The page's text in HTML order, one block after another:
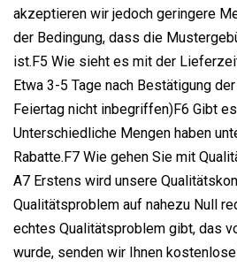
akzeptieren wir jedoch geringere
der Bedingung, dass die
ist.F5 Wie sieht es mit der
Etwa 3-5 Tage nach Bestätigung
Feiertag nicht inbegriffen)F6 Gibt
Unterschiedliche Mengen haben
Rabatte.F7 Wie gehen Sie mit
A7 Erstens wird unsere
Qualitätsproblem auf nahezu Null
echtes Qualitätsproblem gibt, das
wurde, senden wir Ihnen